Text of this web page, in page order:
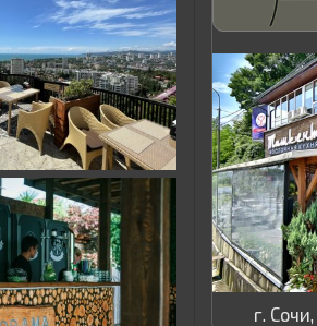
г.